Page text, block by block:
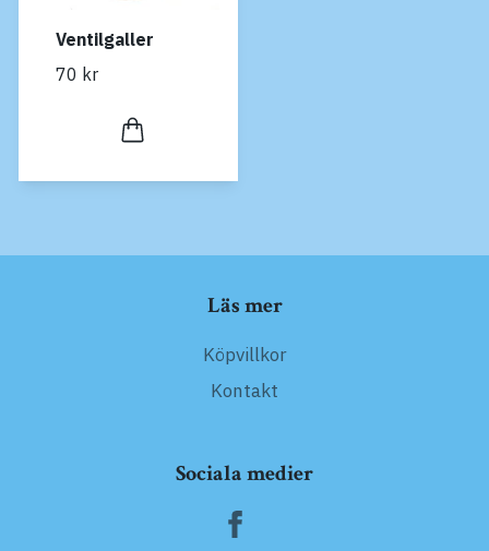
Ventilgaller
70 kr
Läs mer
Köpvillkor
Kontakt
Sociala medier